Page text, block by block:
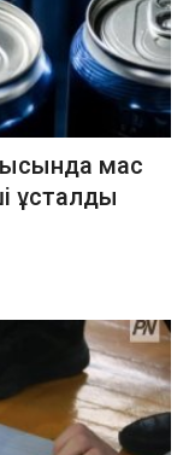
мас
ұсталды